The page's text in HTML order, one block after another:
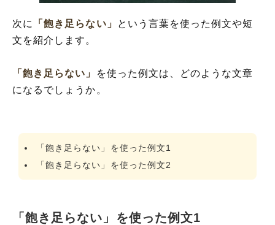
次に 「飽き足らない」
という言葉を使った例文や短
文を紹介します。
「飽き足らない」
を使った例文は、どのような文章
になるでしょうか。
「飽き足らない」を使った例文1
「飽き足らない」を使った例文2
「飽き足らない」を使った例文1